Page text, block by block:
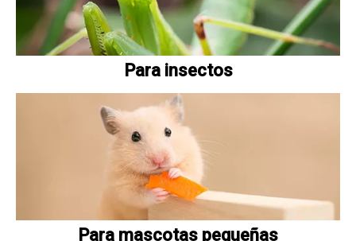
Para insectos
Para mascotas pequeñas